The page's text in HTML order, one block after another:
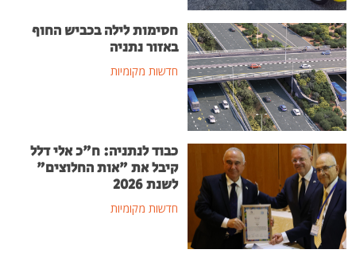
חסימות לילה בכביש החוף
באזור נתניה
חדשות מקומיות
כבוד לנתניה: ח"כ אלי דלל
קיבל את "אות החלוצים"
לשנת 2026
חדשות מקומיות